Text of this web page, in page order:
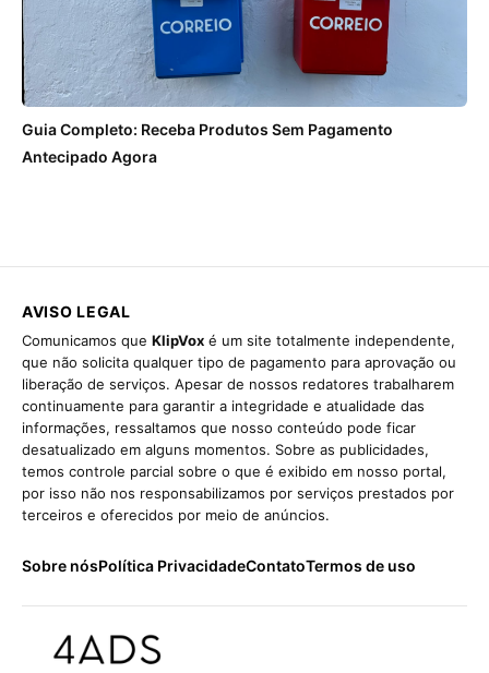
Guia Completo: Receba Produtos Sem Pagamento
Antecipado Agora
AVISO LEGAL
Comunicamos que KlipVox é um site totalmente independente,
que não solicita qualquer tipo de pagamento para aprovação ou
liberação de serviços. Apesar de nossos redatores trabalharem
continuamente para garantir a integridade e atualidade das
informações, ressaltamos que nosso conteúdo pode ficar
desatualizado em alguns momentos. Sobre as publicidades,
temos controle parcial sobre o que é exibido em nosso portal,
por isso não nos responsabilizamos por serviços prestados por
terceiros e oferecidos por meio de anúncios.
Sobre nósPolítica PrivacidadeContatoTermos de uso